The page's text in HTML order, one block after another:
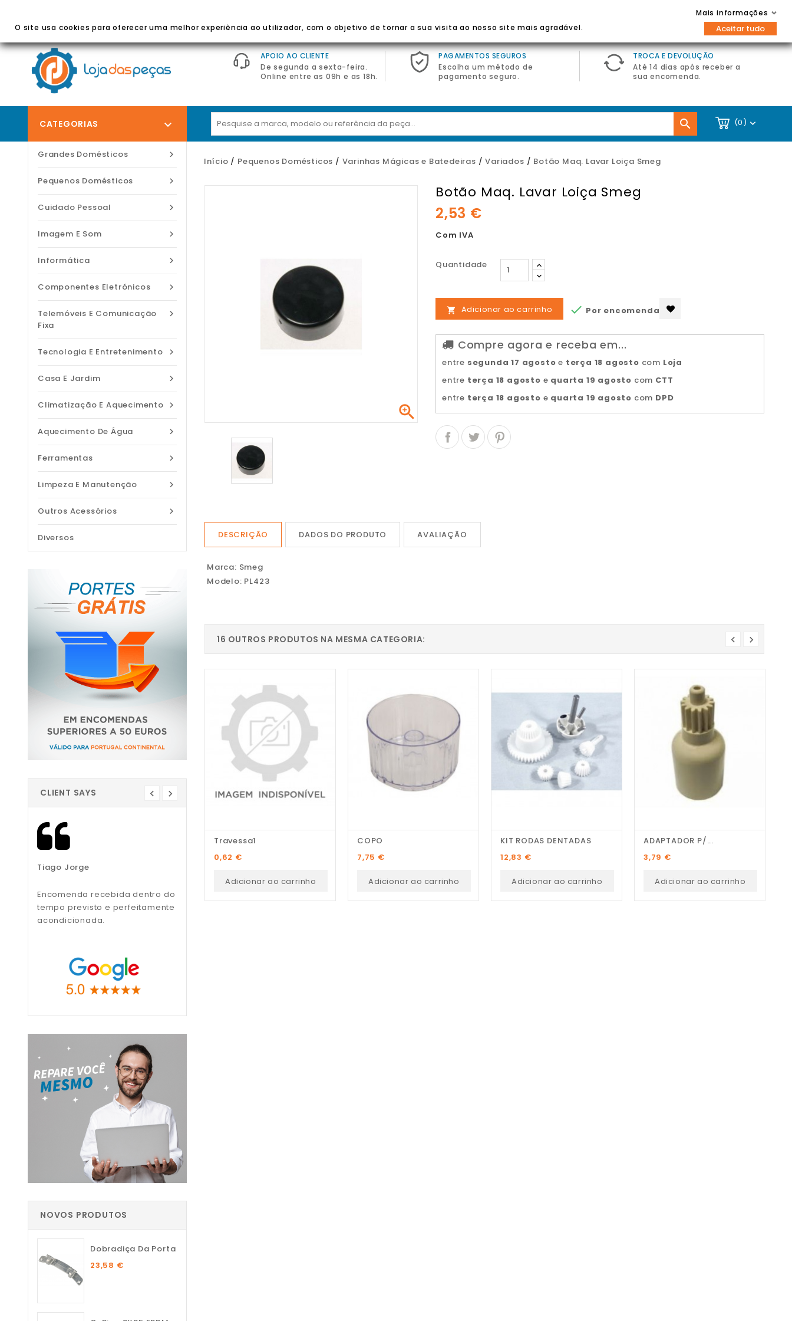
Entrar / Registar
APOIO AO CLIENTE
De segunda a sexta-feira.
Online entre as 09h e as 18h.
PAGAMENTOS SEGUROS
Escolha um método de
pagamento seguro.
TROCA E DEVOLUÇÃO
Até 14 dias após receber a
sua encomenda.
(0) 

CATEGORIAS 

Grandes Domésticos

Pequenos Domésticos

Cuidado Pessoal

Imagem E Som

Informática

Componentes Eletrónicos

Telemóveis E Comunicação
Fixa

Tecnologia E Entretenimento

Casa E Jardim

Climatização E Aquecimento

Aquecimento De Água

Ferramentas

Limpeza E Manutenção

Outros Acessórios
Diversos
CLIENT SAYS
Tiago Jorge
Encomenda recebida dentro do
tempo previsto e perfeitamente
acondicionada.
NOVOS PRODUTOS
Dobradiça Da Porta
23,58 €
Início Pequenos Domésticos Varinhas Mágicas e Batedeiras Variados Botão Maq. Lavar Loiça Smeg

Botão Maq. Lavar Loiça Smeg
2,53 €
Com IVA
Quantidade
 Adicionar ao carrinho  Por encomenda
Compre agora e receba em...
entre segunda 17 agosto e terça 18 agosto com Loja
entre terça 18 agosto e quarta 19 agosto com CTT
entre terça 18 agosto e quarta 19 agosto com DPD
DESCRIÇÃO DADOS DO PRODUTO AVALIAÇÃO
Marca: Smeg
Modelo: PL423
16 OUTROS PRODUTOS NA MESMA CATEGORIA:
Travessa1
Preço
0,62 €
Adicionar ao carrinho
COPO
Preço
7,75 €
Adicionar ao carrinho
KIT RODAS DENTADAS
Preço
12,83 €
Adicionar ao carrinho
ADAPTADOR P/...
Preço
3,79 €
Adicionar ao carrinho
O site usa cookies para oferecer uma melhor experiência ao utilizador, com o objetivo de tornar a sua visita ao nosso site mais agradável.
Mais informações
Aceitar tudo